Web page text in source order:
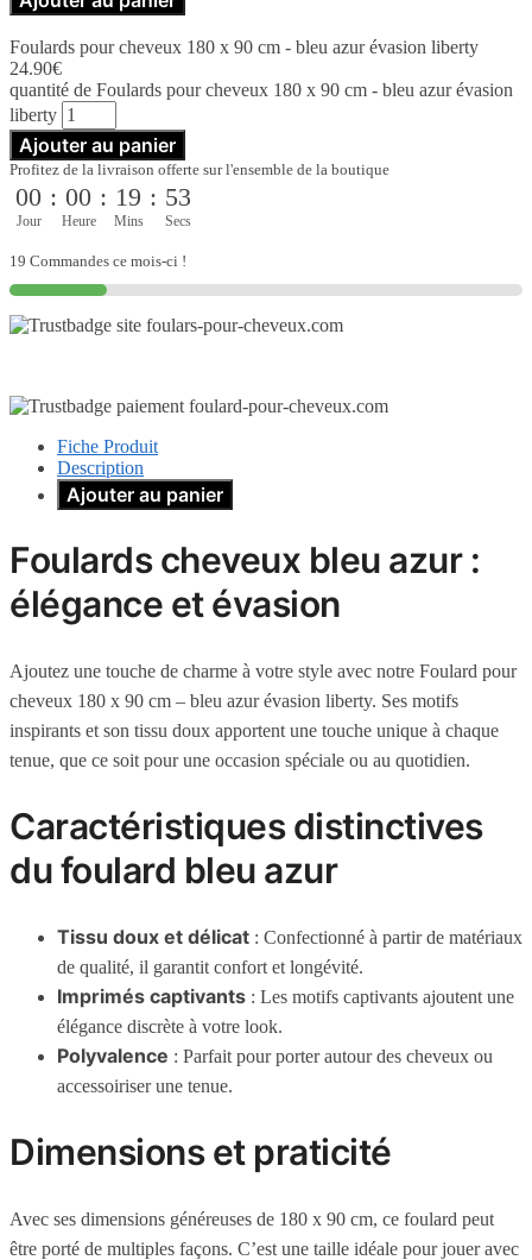
Foulards pour cheveux 180 x 90 cm - bleu azur évasion liberty
24.90€
quantité de Foulards pour cheveux 180 x 90 cm - bleu azur évasion
liberty
Ajouter au panier
Profitez de la livraison offerte sur l'ensemble de la boutique
00
Jour
: 00
Heure
: 19
Mins
: 52
Secs
19 Commandes ce mois-ci !
Fiche Produit
Description
Ajouter au panier
Foulards cheveux bleu azur :
élégance et évasion
Ajoutez une touche de charme à votre style avec notre Foulard pour
cheveux 180 x 90 cm – bleu azur évasion liberty. Ses motifs
inspirants et son tissu doux apportent une touche unique à chaque
tenue, que ce soit pour une occasion spéciale ou au quotidien.
Caractéristiques distinctives
du foulard bleu azur
Tissu doux et délicat : Confectionné à partir de matériaux
de qualité, il garantit confort et longévité.
Imprimés captivants : Les motifs captivants ajoutent une
élégance discrète à votre look.
Polyvalence : Parfait pour porter autour des cheveux ou
accessoiriser une tenue.
Dimensions et praticité
Avec ses dimensions généreuses de 180 x 90 cm, ce foulard peut
être porté de multiples façons. C’est une taille idéale pour jouer avec